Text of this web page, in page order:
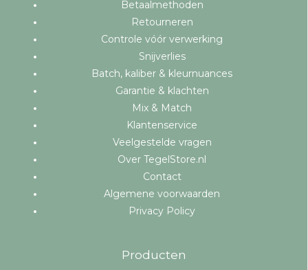
Betaalmethoden
Retourneren
Controle vóór verwerking
Snijverlies
Batch, kaliber & kleurnuances
Garantie & klachten
Mix & Match
Klantenservice
Veelgestelde vragen
Over TegelStore.nl
Contact
Algemene voorwaarden
Privacy Policy
Producten